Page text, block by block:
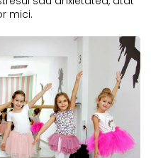
mici.